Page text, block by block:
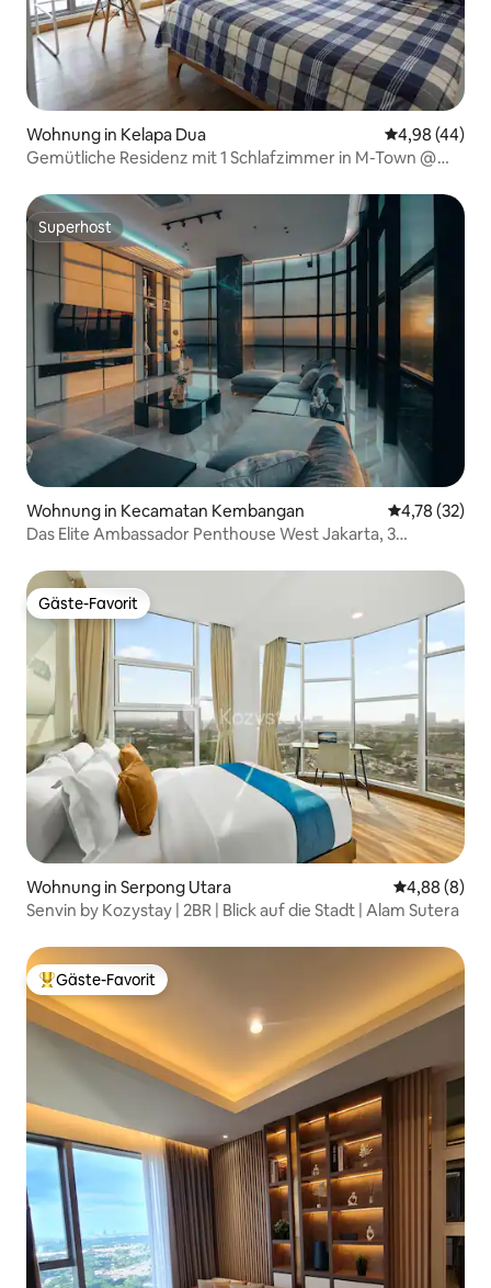
Wohnung in Kelapa Dua
4,98 (44)
Gemütliche Residenz mit 1 Schlafzimmer in M-Town @
Superhost
Superhost
Wohnung in Kecamatan Kembangan
4,78 (32)
Das Elite Ambassador Penthouse West Jakarta, 3
Gäste-Favorit
Gäste-Favorit
Wohnung in Serpong Utara
4,88 (8)
Senvin by Kozystay | 2BR | Blick auf die Stadt | Alam Sutera
Beliebter Gäste-Favorit.
Gäste-Favorit